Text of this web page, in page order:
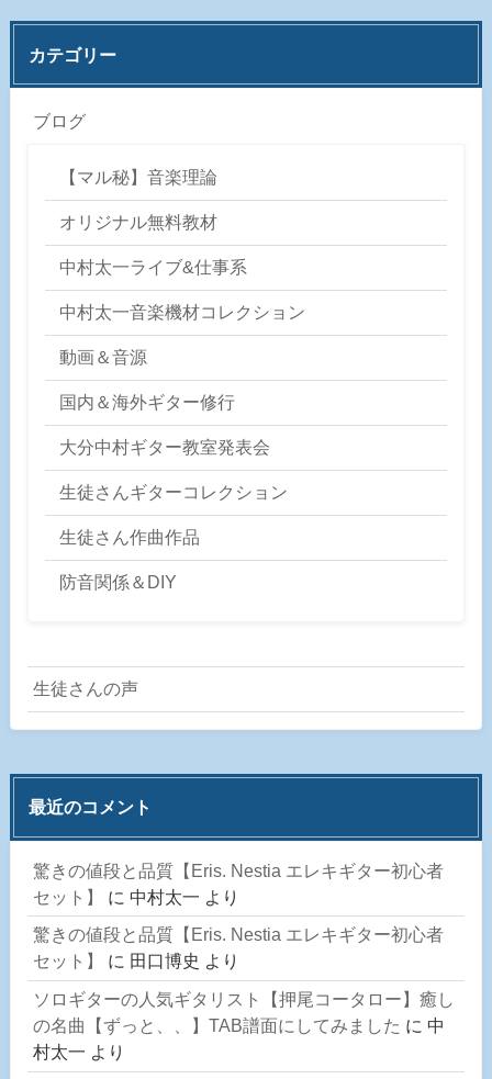
カテゴリー
ブログ
【マル秘】音楽理論
オリジナル無料教材
中村太一ライブ&仕事系
中村太一音楽機材コレクション
動画＆音源
国内＆海外ギター修行
大分中村ギター教室発表会
生徒さんギターコレクション
生徒さん作曲作品
防音関係＆DIY
生徒さんの声
最近のコメント
驚きの値段と品質【Eris. Nestia エレキギター初心者
セット】
に 中村太一 より
驚きの値段と品質【Eris. Nestia エレキギター初心者
セット】
に 田口博史 より
ソロギターの人気ギタリスト【押尾コータロー】癒し
の名曲【ずっと、、】TAB譜面にしてみました に 中
村太一 より